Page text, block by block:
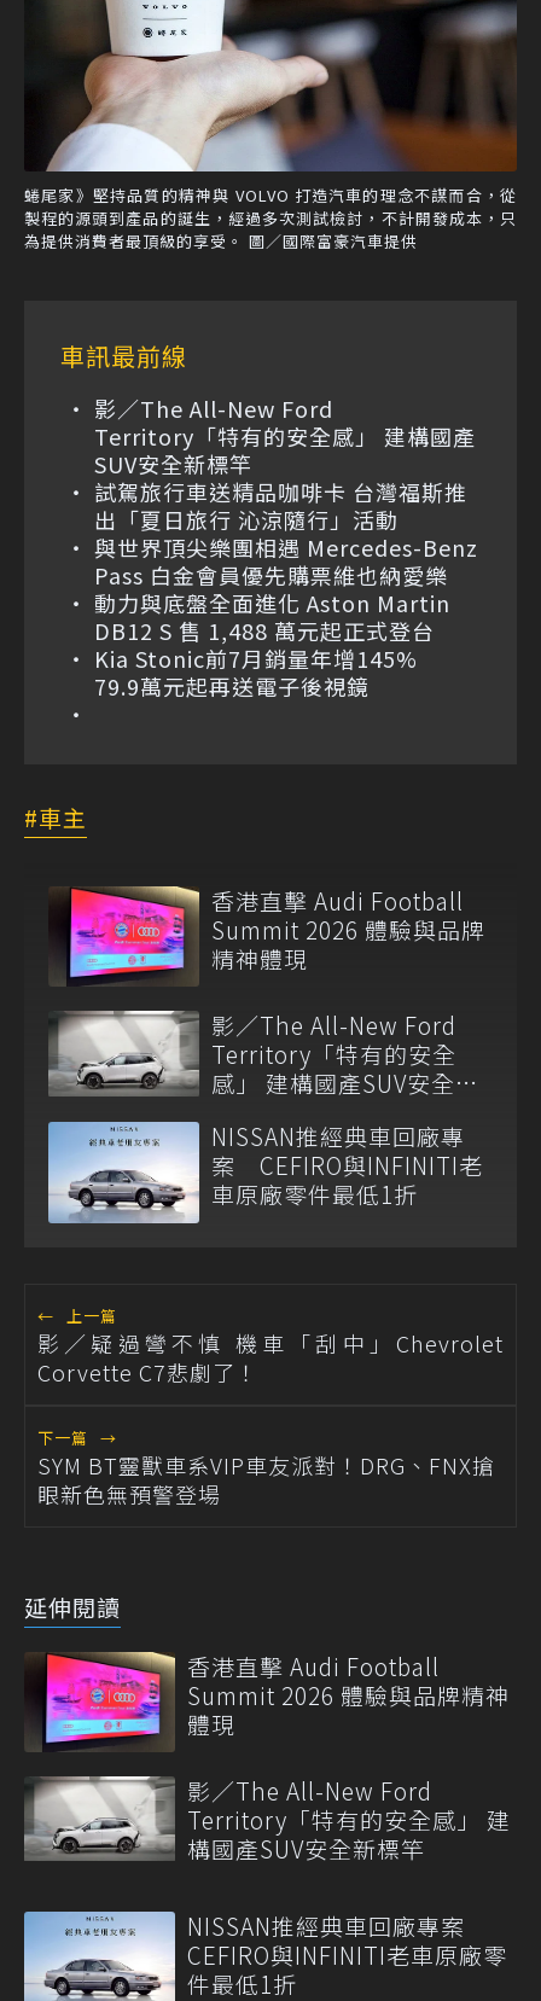
蜷尾家》堅持品質的精神與 VOLVO 打造汽車的理念不謀而合，從
製程的源頭到產品的誕生，經過多次測試檢討，不計開發成本，只
為提供消費者最頂級的享受。 圖／國際富豪汽車提供
車訊最前線
影／The All-New Ford
Territory「特有的安全感」 建構國產
SUV安全新標竿
試駕旅行車送精品咖啡卡 台灣福斯推
出「夏日旅行 沁涼隨行」活動
與世界頂尖樂團相遇 Mercedes-Benz
Pass 白金會員優先購票維也納愛樂
動力與底盤全面進化 Aston Martin
DB12 S 售 1,488 萬元起正式登台
Kia Stonic前7月銷量年增145%
79.9萬元起再送電子後視鏡
車主
香港直擊 Audi Football
Summit 2026 體驗與品牌
精神體現
影／The All-New Ford
Territory「特有的安全
感」 建構國產SUV安全新
NISSAN推經典車回廠專
案 CEFIRO與INFINITI老
車原廠零件最低1折
← 上一篇
影／疑過彎不慎 機車「刮中」Chevrolet
Corvette C7悲劇了！
下一篇 →
SYM BT靈獸車系VIP車友派對！DRG、FNX搶
眼新色無預警登場
延伸閱讀
香港直擊 Audi Football
Summit 2026 體驗與品牌精神
體現
影／The All-New Ford
Territory「特有的安全感」 建
構國產SUV安全新標竿
NISSAN推經典車回廠專案
CEFIRO與INFINITI老車原廠零
件最低1折